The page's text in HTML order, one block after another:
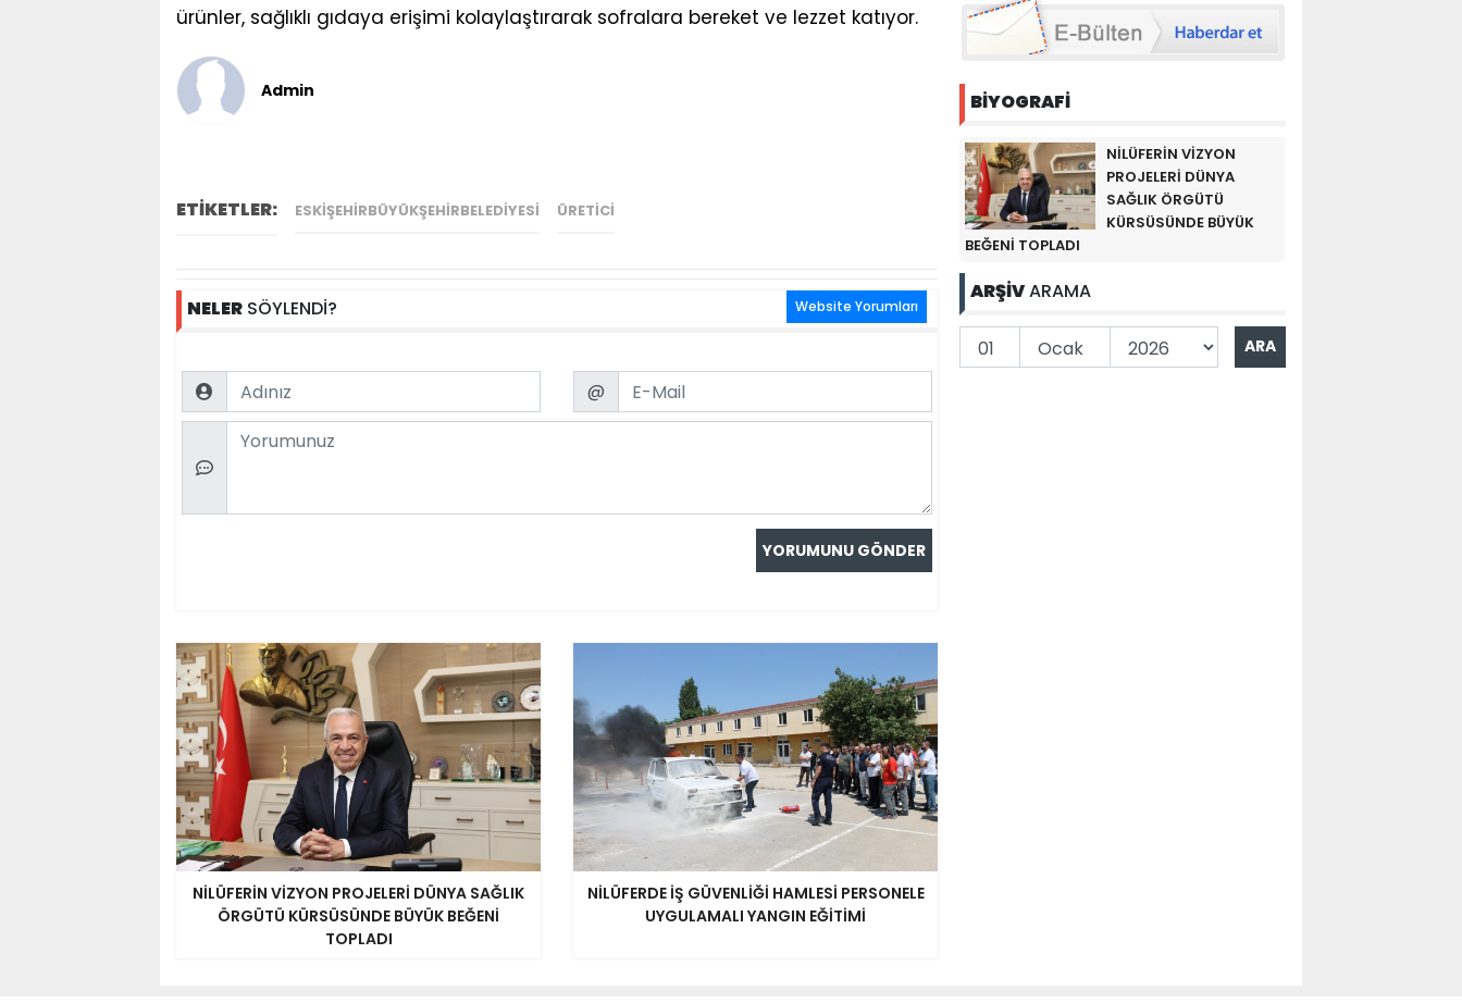
ürünler, sağlıklı gıdaya erişimi kolaylaştırarak sofralara bereket ve lezzet katıyor.
Admin
ETİKETLER: ESKIŞEHIRBÜYÜKŞEHIRBELEDIYESI ÜRETICI
NELER SÖYLENDİ? Website Yorumları
Name Email
@
Comment
NİLÜFERİN VİZYON PROJELERİ DÜNYA SAĞLIK
ÖRGÜTÜ KÜRSÜSÜNDE BÜYÜK BEĞENİ
TOPLADI
NİLÜFERDE İŞ GÜVENLİĞİ HAMLESİ PERSONELE
UYGULAMALI YANGIN EĞİTİMİ
BİYOGRAFİ
NİLÜFERİN VİZYON
PROJELERİ DÜNYA
SAĞLIK ÖRGÜTÜ
KÜRSÜSÜNDE BÜYÜK
BEĞENİ TOPLADI
ARŞİVARAMA